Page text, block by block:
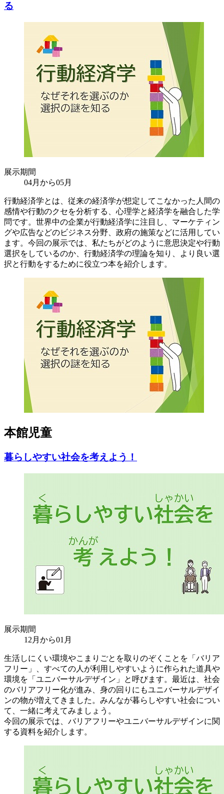
る
展示期間
04月から05月
行動経済学とは、従来の経済学が想定してこなかった人間の
感情や行動のクセを分析する、心理学と経済学を融合した学
問です。世界中の企業が行動経済学に注目し、マーケティン
グや広告などのビジネス分野、政府の施策などに活用してい
ます。今回の展示では、私たちがどのように意思決定や行動
選択をしているのか、行動経済学の理論を知り、より良い選
択と行動をするために役立つ本を紹介します。
本館児童
暮らしやすい社会を考えよう！
展示期間
12月から01月
生活しにくい環境やこまりごとを取りのぞくことを「バリア
フリー」、すべての人が利用しやすいように作られた道具や
環境を「ユニバーサルデザイン」と呼びます。最近は、社会
のバリアフリー化が進み、身の回りにもユニバーサルデザイ
ンの物が増えてきました。みんなが暮らしやすい社会につい
て、一緒に考えてみましょう。
今回の展示では、バリアフリーやユニバーサルデザインに関
する資料を紹介します。